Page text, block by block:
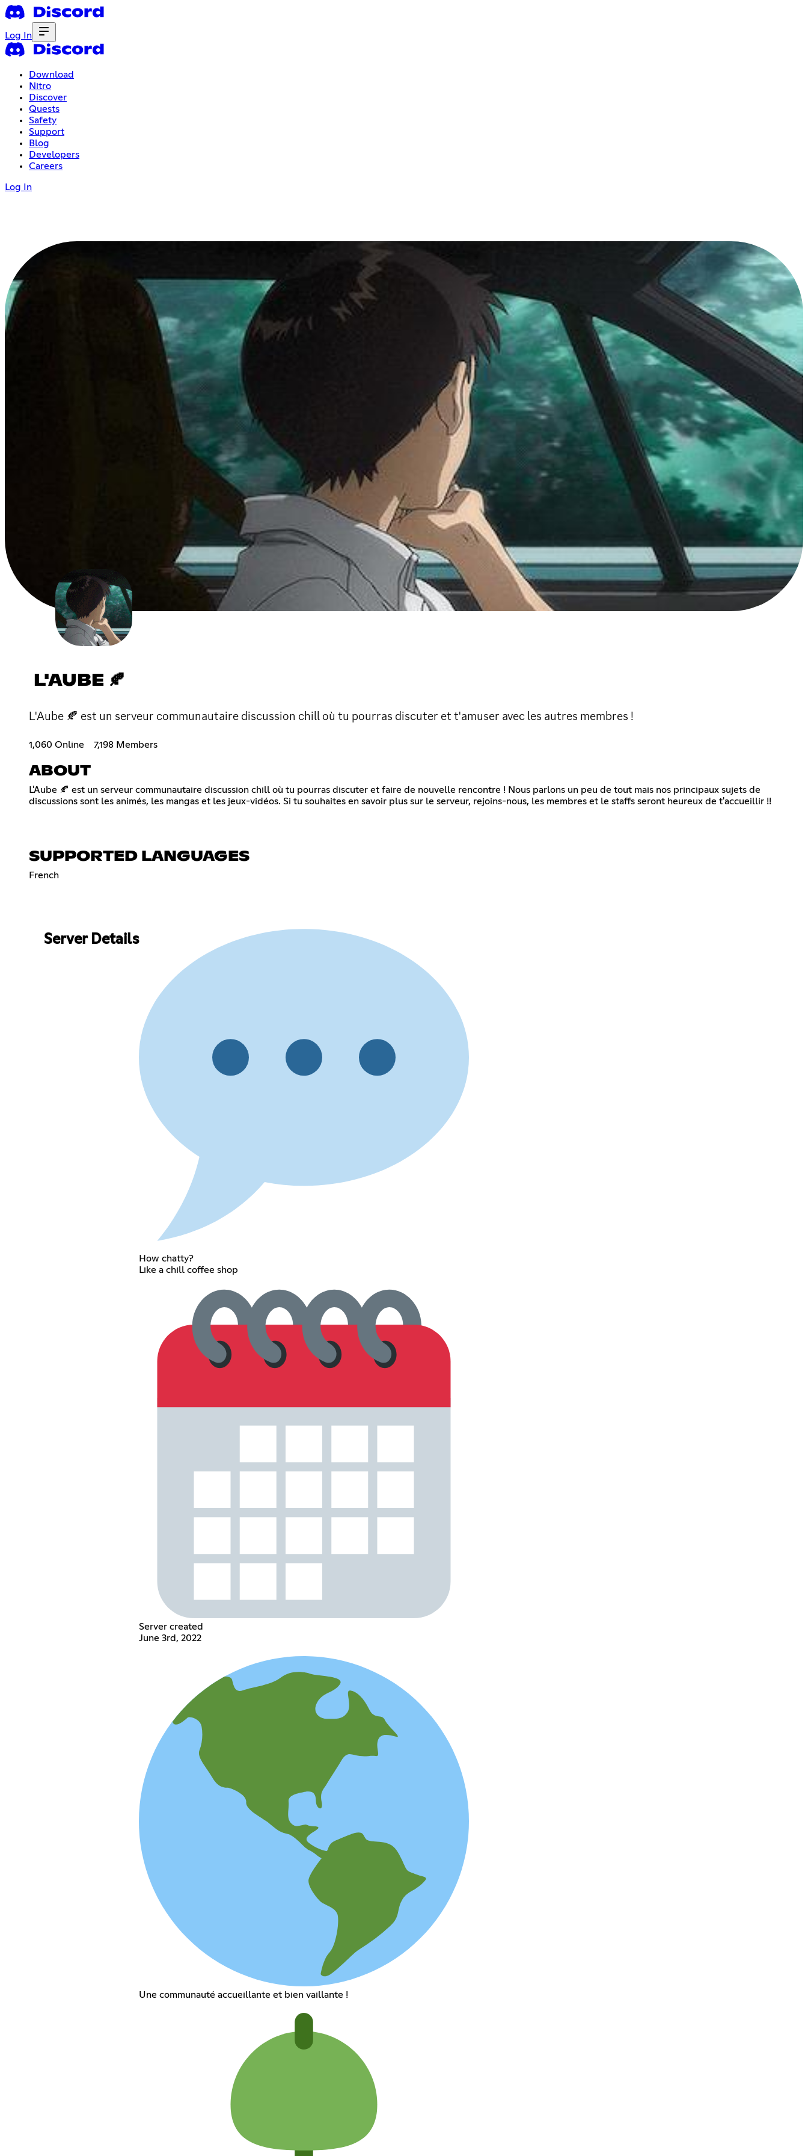
Log In
Download
Nitro
Discover
Quests
Safety
Support
Blog
Developers
Careers
Log In
L'AUBE 🍂
L'Aube 🍂 est un serveur communautaire discussion chill où tu pourras discuter et t'amuser avec les autres membres !
1,060 Online 7,198 Members
ABOUT
L'Aube 🍂 est un serveur communautaire discussion chill où tu pourras discuter et faire de nouvelle rencontre ! Nous parlons un peu de tout mais nos principaux sujets de
discussions sont les animés, les mangas et les jeux-vidéos. Si tu souhaites en savoir plus sur le serveur, rejoins-nous, les membres et le staffs seront heureux de t'accueillir !!
SUPPORTED LANGUAGES
French
Server Details
How chatty?
Like a chill coffee shop
Server created
June 3rd, 2022
Une communauté accueillante et bien vaillante !